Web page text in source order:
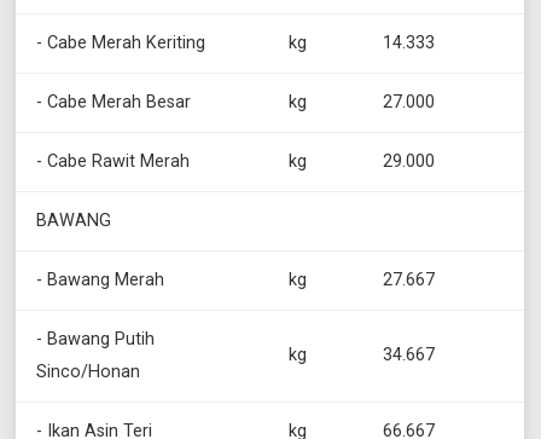
- Cabe Merah Keriting kg 14.333
- Cabe Merah Besar kg 27.000
- Cabe Rawit Merah kg 29.000
BAWANG
- Bawang Merah kg 27.667
- Bawang Putih
Sinco/Honan
kg 34.667
- Ikan Asin Teri kg 66.667